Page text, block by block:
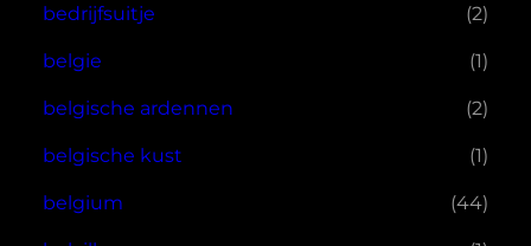
bedrijfsuitje (2)
belgie (1)
belgische ardennen (2)
belgische kust (1)
belgium (44)